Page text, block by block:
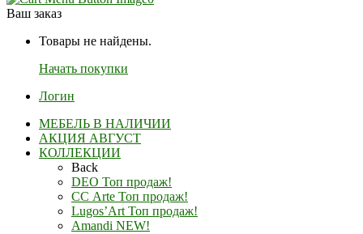
Ваш заказ
Товары не найдены.
Начать покупки
Логин
МЕБЕЛЬ В НАЛИЧИИ
АКЦИЯ АВГУСТ
КОЛЛЕКЦИИ
Back
DEO Топ продаж!
СС Arte Топ продаж!
Lugos’Art Топ продаж!
Amandi NEW!